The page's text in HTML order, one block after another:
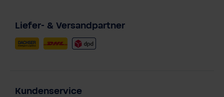
Liefer- & Versandpartner
Kundenservice